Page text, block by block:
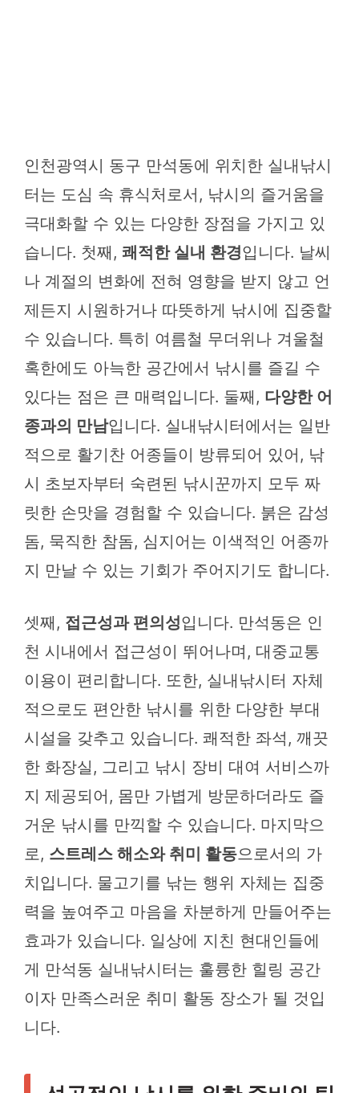
인천광역시 동구 만석동에 위치한 실내낚시
터는 도심 속 휴식처로서, 낚시의 즐거움을
극대화할 수 있는 다양한 장점을 가지고 있
습니다. 첫째, 쾌적한 실내 환경입니다. 날씨
나 계절의 변화에 전혀 영향을 받지 않고 언
제든지 시원하거나 따뜻하게 낚시에 집중할
수 있습니다. 특히 여름철 무더위나 겨울철
혹한에도 아늑한 공간에서 낚시를 즐길 수
있다는 점은 큰 매력입니다. 둘째, 다양한 어
종과의 만남입니다. 실내낚시터에서는 일반
적으로 활기찬 어종들이 방류되어 있어, 낚
시 초보자부터 숙련된 낚시꾼까지 모두 짜
릿한 손맛을 경험할 수 있습니다. 붉은 감성
돔, 묵직한 참돔, 심지어는 이색적인 어종까
지 만날 수 있는 기회가 주어지기도 합니다.
셋째, 접근성과 편의성입니다. 만석동은 인
천 시내에서 접근성이 뛰어나며, 대중교통
이용이 편리합니다. 또한, 실내낚시터 자체
적으로도 편안한 낚시를 위한 다양한 부대
시설을 갖추고 있습니다. 쾌적한 좌석, 깨끗
한 화장실, 그리고 낚시 장비 대여 서비스까
지 제공되어, 몸만 가볍게 방문하더라도 즐
거운 낚시를 만끽할 수 있습니다. 마지막으
로, 스트레스 해소와 취미 활동으로서의 가
치입니다. 물고기를 낚는 행위 자체는 집중
력을 높여주고 마음을 차분하게 만들어주는
효과가 있습니다. 일상에 지친 현대인들에
게 만석동 실내낚시터는 훌륭한 힐링 공간
이자 만족스러운 취미 활동 장소가 될 것입
니다.